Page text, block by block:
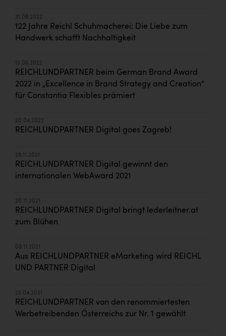
31.08.2022
122 Jahre Reichl Schuhmacherei: Die Liebe zum
Handwerk schafft Nachhaltigkeit
13.06.2022
REICHLUNDPARTNER beim German Brand Award
2022 in „Excellence in Brand Strategy and Creation“
für Constantia Flexibles prämiert
20.04.2022
REICHLUNDPARTNER Digital goes Zagreb!
29.11.2021
REICHLUNDPARTNER Digital gewinnt den
internationalen WebAward 2021
20.11.2021
REICHLUNDPARTNER Digital bringt lederleitner.at
zum Blühen
08.11.2021
Aus REICHLUNDPARTNER eMarketing wird REICHL
UND PARTNER Digital
23.04.2021
REICHLUNDPARTNER von den renommiertesten
Werbetreibenden Österreichs zur Nr. 1 gewählt